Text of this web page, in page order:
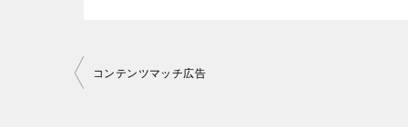
投
コンテンツマッチ広告